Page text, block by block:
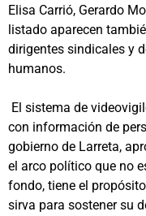
Elisa Carrió, Gerardo
listado aparecen
dirigentes sindicales y
humanos.
El sistema de
con información de
gobierno de Larreta,
el arco político que no
fondo, tiene el
sirva para sostener su